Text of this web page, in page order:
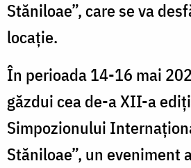
Stăniloae”, care se va
locație.
În perioada 14-16 mai
găzdui cea de-a XII-a
Simpozionului
Stăniloae”, un eveniment